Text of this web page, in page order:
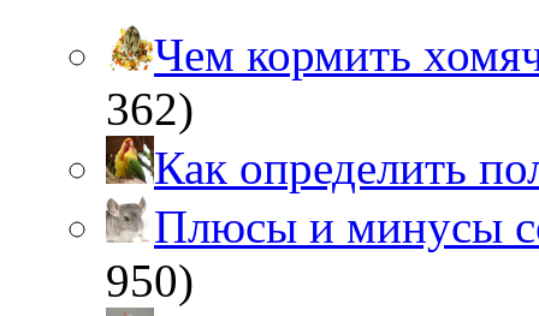
Чем кормить
362)
Как определить
Плюсы и минусы
950)